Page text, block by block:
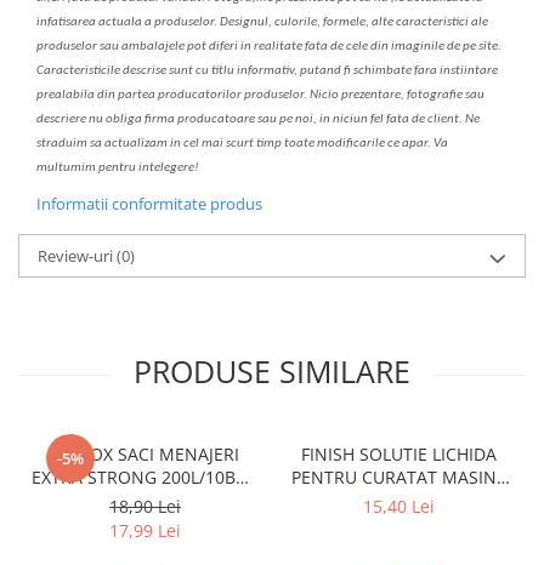
infatisarea actuala a produselor. Designul, culorile, formele, alte caracteristici ale
produselor sau ambalajele pot diferi in realitate fata de cele din imaginile de pe site.
Caracteristicile descrise sunt cu titlu informativ, putand fi schimbate fara instiintare
prealabila din partea producatorilor produselor. Nicio prezentare, fotografie sau
descriere nu obliga firma producatoare sau pe noi, in niciun fel fata de client. Ne
straduim sa actualizam in cel mai scurt timp toate modificarile ce apar. Va
multumim pentru intelegere!
Informatii conformitate produs
Review-uri(0)
PRODUSE SIMILARE
-5%
CLINOX SACI MENAJERI
EXTRA STRONG 200L/10BUC
LDPE NEGRI (90*122CM)
ETICHETA MOV
18,90 Lei
17,99 Lei
FINISH SOLUTIE LICHIDA
PENTRU CURATAT MASINA
DE SPALAT VASE 250ML
15,40 Lei